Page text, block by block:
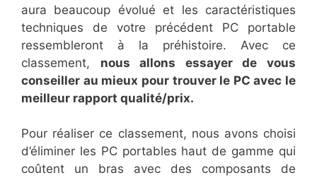
aura beaucoup évolué et les caractéristiques
techniques de votre précédent PC portable
ressembleront à la préhistoire. Avec ce
classement, nous allons essayer de vous
conseiller au mieux pour trouver le PC avec le
meilleur rapport qualité/prix.
Pour réaliser ce classement, nous avons choisi
d’éliminer les PC portables haut de gamme qui
coûtent un bras avec des composants de